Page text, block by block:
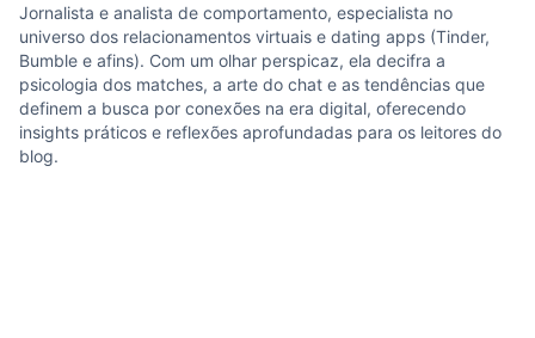
Jornalista e analista de comportamento, especialista no
universo dos relacionamentos virtuais e dating apps (Tinder,
Bumble e afins). Com um olhar perspicaz, ela decifra a
psicologia dos matches, a arte do chat e as tendências que
definem a busca por conexões na era digital, oferecendo
insights práticos e reflexões aprofundadas para os leitores do
blog.